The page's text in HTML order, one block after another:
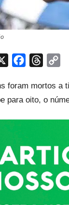
FacebookThreads
foram mortos a
para oito, o